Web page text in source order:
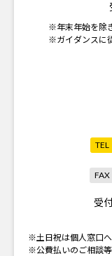
※年末年始を除
※ガイダンスに
TEL
FAX
受
※土日祝は個人窓口へ
※公費払いのご相談